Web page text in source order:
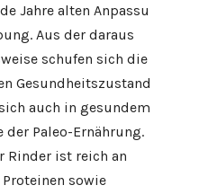
Jahre alten Anpassung
Aus der daraus
schufen sich die
Gesundheitszustand.
auch in gesundem
der Paleo-Ernährung.
Rinder ist reich an
sowie